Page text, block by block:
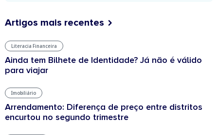
Artigos mais recentes
Literacia Financeira
Ainda tem Bilhete de Identidade? Já não é válido
para viajar
Imobiliário
Arrendamento: Diferença de preço entre distritos
encurtou no segundo trimestre